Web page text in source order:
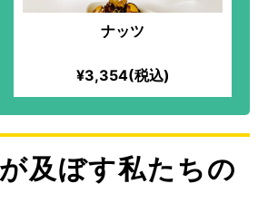
ナッツ
¥3,354(税込)
及ぼす私たちの